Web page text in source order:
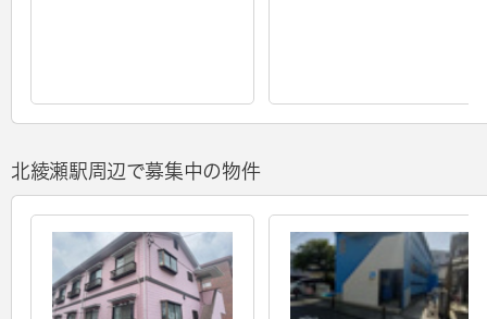
北綾瀬駅周辺で募集中の物件